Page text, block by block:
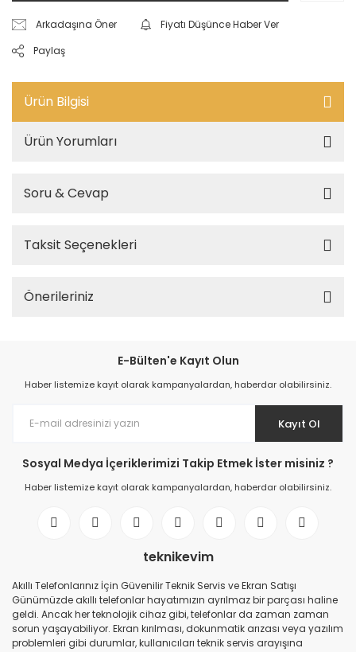
Arkadaşına Öner
Fiyatı Düşünce Haber Ver
Paylaş
Ürün Bilgisi
Ürün Yorumları
Soru & Cevap
Taksit Seçenekleri
Önerileriniz
E-Bülten'e Kayıt Olun
Haber listemize kayıt olarak kampanyalardan, haberdar olabilirsiniz.
Kayıt Ol
Sosyal Medya İçeriklerimizi Takip Etmek İster misiniz ?
Haber listemize kayıt olarak kampanyalardan, haberdar olabilirsiniz.
teknikevim
Akıllı Telefonlarınız İçin Güvenilir Teknik Servis ve Ekran Satışı
Günümüzde akıllı telefonlar hayatımızın ayrılmaz bir parçası haline
geldi. Ancak her teknolojik cihaz gibi, telefonlar da zaman zaman
sorun yaşayabiliyor. Ekran kırılması, dokunmatik arızası veya yazılım
problemleri gibi durumlar, kullanıcıları teknik servis arayışına